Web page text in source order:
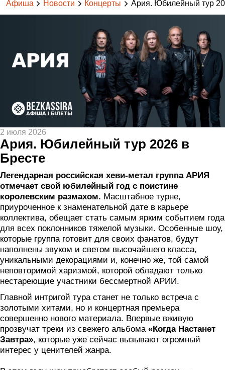
Афиша Новости Концерты Ария. Юбилейный тур
2 июля 2026
Ария. Юбилейный тур 2026 в
Бресте
Легендарная российская хеви-метал группа АРИЯ
отмечает свой юбилейный год с поистине
королевским размахом. Масштабное турне,
приуроченное к знаменательной дате в карьере
коллектива, обещает стать самым ярким событием года
для всех поклонников тяжелой музыки. Особенные шоу,
которые группа готовит для своих фанатов, будут
наполнены звуком и светом высочайшего класса,
уникальными декорациями и, конечно же, той самой
неповторимой харизмой, которой обладают только
нестареющие участники бессмертной АРИИ.
Главной интригой тура станет не только встреча с
золотыми хитами, но и концертная премьера
совершенно нового материала. Впервые вживую
прозвучат треки из свежего альбома «Когда Настанет
Завтра», которые уже сейчас вызывают огромный
интерес у ценителей жанра.